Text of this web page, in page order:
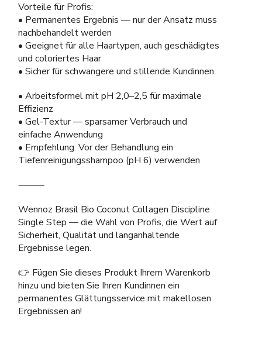
Vorteile für Profis:
• Permanentes Ergebnis — nur der Ansatz muss
nachbehandelt werden
• Geeignet für alle Haartypen, auch geschädigtes
und coloriertes Haar
• Sicher für schwangere und stillende Kundinnen
• Arbeitsformel mit pH 2,0–2,5 für maximale
Effizienz
• Gel-Textur — sparsamer Verbrauch und
einfache Anwendung
• Empfehlung: Vor der Behandlung ein
Tiefenreinigungsshampoo (pH 6) verwenden
⸻
Wennoz Brasil Bio Coconut Collagen Discipline
Single Step — die Wahl von Profis, die Wert auf
Sicherheit, Qualität und langanhaltende
Ergebnisse legen.
👉 Fügen Sie dieses Produkt Ihrem Warenkorb
hinzu und bieten Sie Ihren Kundinnen ein
permanentes Glättungsservice mit makellosen
Ergebnissen an!